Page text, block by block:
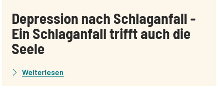
:Depression nach Schlaganfall -
Ein Schlaganfall trifft auch die
Seele
Weiterlesen